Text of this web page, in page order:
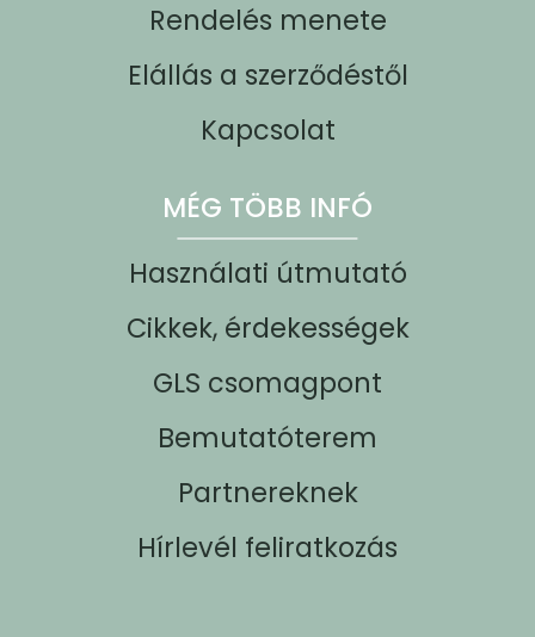
Rendelés menete
Elállás a szerződéstől
Kapcsolat
MÉG TÖBB INFÓ
Használati útmutató
Cikkek, érdekességek
GLS csomagpont
Bemutatóterem
Partnereknek
Hírlevél feliratkozás